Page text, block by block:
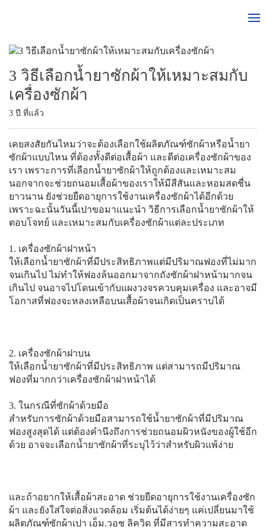
3 วิธีเลือกน้ำยาซักผ้าให้เหมาะสมกับ
เครื่องซักผ้า
3 ปี ที่แล้ว
เคยสงสัยกันไหมว่าจะต้องเลือกใช้ผลิตภัณฑ์ซักผ้าหรือน้ำยา
ซักผ้าแบบไหน ที่ต้องทั้งดีต่อเสื้อผ้า และดีต่อเครื่องซักผ้าของ
เรา เพราะการที่เลือกน้ำยาซักผ้าให้ถูกต้องและเหมาะสม
นอกจากจะช่วยถนอมเสื้อผ้าของเราให้มีสีสันและหอมสดชื่น
ยาวนาน ยังช่วยยืดอายุการใช้งานเครื่องซักผ้าได้อีกด้วย
เพราะฉะนั้นวันนี้เปาขอมาแนะนำ วิธีการเลือกน้ำยาซักผ้าให้
ตอบโจทย์ และเหมาะสมกับเครื่องซักผ้าแต่ละประเภท
1. เครื่องซักผ้าฝาหน้า
ให้เลือกน้ำยาซักผ้าที่มีประสิทธิภาพแต่มีปริมาณฟองที่ไม่มาก
จนเกินไป ไม่ทำให้ฟองล้นออกมาจากถังซักผ้าฝาหน้ามากจน
เกินไป จนอาจไปโดนเข้ากับแผงวงจรควบคุมเครื่อง และอาจมี
โอกาสที่ฟองจะหลงเหลือบนเสื้อผ้าจนเกิดเป็นคราบได้
2. เครื่องซักผ้าฝาบน
ให้เลือกน้ำยาซักผ้าที่มีประสิทธิภาพ แต่สามารถมีปริมาณ
ฟองที่มากกว่าเครื่องซักผ้าฝาหน้าได้
3. ในกรณีที่ซักผ้าด้วยมือ
สำหรับการซักผ้าด้วยมือสามารถใช้น้ำยาซักผ้าที่มีปริมาณ
ฟองสูงสุดได้ แต่ต้องคำนึงถึงการช่วยถนอมผิวหนังของผู้ใช้อีก
ด้วย อาจจะเลือกน้ำยาซักผ้าที่ระบุไว้ว่าสำหรับผิวแพ้ง่าย
และถ้าอยากให้เสื้อผ้าสะอาด ช่วยยืดอายุการใช้งานเครื่องซัก
ผ้า และยังใส่ใจต่อสิ่งแวดล้อม เริ่มต้นได้ง่ายๆ แค่เปลี่ยนมาใช้
ผลิตภัณฑ์ซักผ้าเปา เอ็ม.วอช ลิควิด ที่มีสารทำความสะอาด